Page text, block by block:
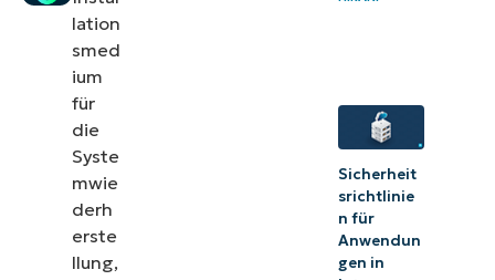
bootfähigen
macOS-
Installation
Erweiterte
bootfähige
Anwendungen
lation
smed
ium
für
die
Syste
mwie
derh
erste
llung,
Sicherheit
srichtlinie
n für
Anwendun
gen in